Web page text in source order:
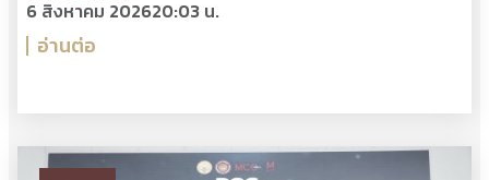
6 สิงหาคม 202620:03 น.
อ่านต่อ